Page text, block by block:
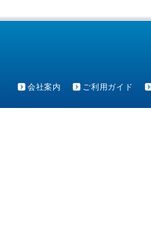
会社案内 ご利用ガイド